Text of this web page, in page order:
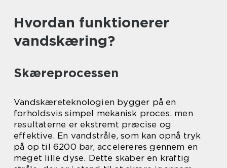
Hvordan funktionerer
vandskæring?
Skæreprocessen
Vandskæreteknologien bygger på en
forholdsvis simpel mekanisk proces, men
resultaterne er ekstremt præcise og
effektive. En vandstråle, som kan opnå tryk
på op til 6200 bar, accelereres gennem en
meget lille dyse. Dette skaber en kraftig